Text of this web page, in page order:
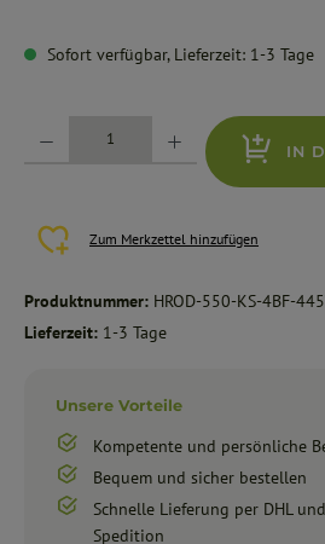
Sofort verfügbar, Lieferzeit: 1-3 Tage
Produkt Anzahl: Gib den gewünschten Wert ein oder
IN
Zum Merkzettel hinzufügen
Produktnummer: HROD-550-KS-4BF-
Lieferzeit: 1-3 Tage
Unsere Vorteile
Kompetente und persönliche
Bequem und sicher bestellen
Schnelle Lieferung per DHL
Spedition